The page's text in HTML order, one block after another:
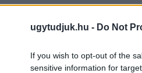
ugytudjuk.hu - Do Not
If you wish to opt-out of the
sensitive information for
otthonápolási díj Mátrai Márta